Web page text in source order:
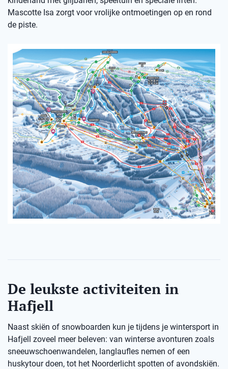
Mascotte Isa zorgt voor vrolijke ontmoetingen op en rond
de piste.
De leukste activiteiten in
Hafjell
Naast skiën of snowboarden kun je tijdens je wintersport in
Hafjell zoveel meer beleven: van winterse avonturen zoals
sneeuwschoenwandelen, langlaufles nemen of een
huskytour doen, tot het Noorderlicht spotten of avondskiën.